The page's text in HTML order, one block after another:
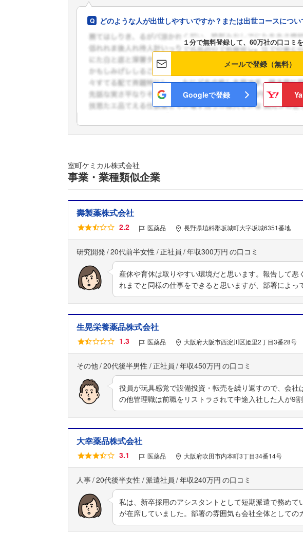
どのような人が出世しやすいですか？または出世コースについ
１分で無料登録して、60万社の口コミ
メールで登録（無料）
Googleで登録
室町ケミカル株式会社
事業・業種類似企業
壽製薬株式会社
2.2 医薬品 長野県埴科郡坂城町大字坂城6351番地
研究開発 20代前半女性 正社員 年収300万円
産休や育休は取りやすい環境だと思います。報告して
れまでと同様の仕事をできると思いますが、部署によ
生晃栄養薬品株式会社
1.3 医薬品 大阪府大阪市西淀川区姫里2丁目3番28号
その他 20代後半男性 正社員 年収450万円
役員が玩具感覚で設備投資・転売を繰り返すので、会
の他管理職は前職をリストラされて中途入社した人が9
大幸薬品株式会社
3.1 医薬品 大阪府吹田市内本町3丁目34番14号
人事 20代後半女性 派遣社員 年収240万円
私は、新卒採用のアシスタントとして短期派遣で務め
が在席していました。部署の雰囲気も会社全体として